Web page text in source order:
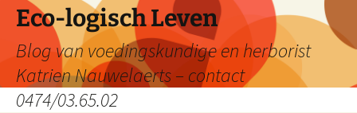
Skip
content
Eco-logisch Leven
Blog van voedingskundige en herborist
Katrien Nauwelaerts – contact
0474/03.65.02